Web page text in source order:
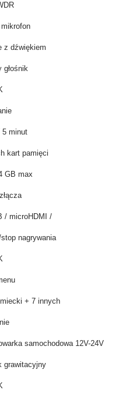
z dźwiękiem
głośnik
5 minut
kart pamięci
GB max
/ microHDMI /
nagrywania
+ 7 innych
samochodowa 12V-24V
grawitacyjny